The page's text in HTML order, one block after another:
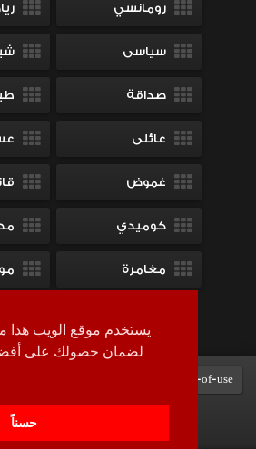
يستخدم موقع الويب هذا
لضمان حصولك على
حسناً
رومانسي
سياسى
صداقة
عائلى
غموض
كوميدي
مغامرة
Terms-of-use